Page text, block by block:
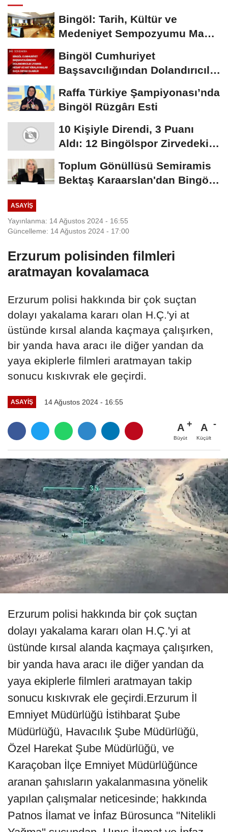
Bingöl: Tarih, Kültür ve
Medeniyet Sempozyumu Mayıs
Bingöl Cumhuriyet
Başsavcılığından Dolandırıcılık
Raffa Türkiye Şampiyonası’nda
Bingöl Rüzgârı Esti
10 Kişiyle Direndi, 3 Puanı
Aldı: 12 Bingölspor Zirvedeki
Toplum Gönüllüsü Semiramis
Bektaş Karaarslan'dan Bingöl
ASAYIŞ
Yayınlanma: 14 Ağustos 2024 - 16:55
Güncelleme: 14 Ağustos 2024 - 17:00
Erzurum polisinden filmleri
aratmayan kovalamaca
Erzurum polisi hakkında bir çok suçtan
dolayı yakalama kararı olan H.Ç.'yi at
üstünde kırsal alanda kaçmaya çalışırken,
bir yanda hava aracı ile diğer yandan da
yaya ekiplerle filmleri aratmayan takip
sonucu kıskıvrak ele geçirdi.
ASAYIŞ 14 Ağustos 2024 - 16:55
A
Büyüt
A
Küçült
Erzurum polisi hakkında bir çok suçtan
dolayı yakalama kararı olan H.Ç.'yi at
üstünde kırsal alanda kaçmaya çalışırken,
bir yanda hava aracı ile diğer yandan da
yaya ekiplerle filmleri aratmayan takip
sonucu kıskıvrak ele geçirdi.Erzurum İl
Emniyet Müdürlüğü İstihbarat Şube
Müdürlüğü, Havacılık Şube Müdürlüğü,
Özel Harekat Şube Müdürlüğü, ve
Karaçoban İlçe Emniyet Müdürlüğünce
aranan şahısların yakalanmasına yönelik
yapılan çalışmalar neticesinde; hakkında
Patnos İlamat ve İnfaz Bürosunca ''Nitelikli